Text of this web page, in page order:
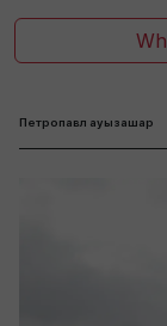
Петропавл ауызашар